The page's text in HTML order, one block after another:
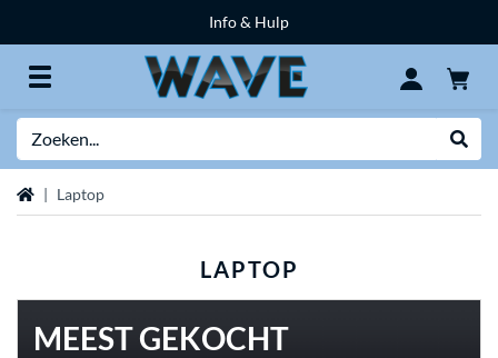
Info & Hulp
Home Laptop
LAPTOP
MEEST GEKOCHT